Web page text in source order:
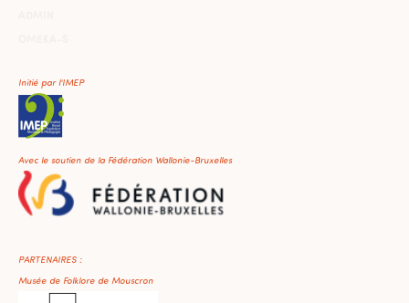
Initié par l'IMEP
Avec le soutien de la Fédération Wallonie-Bruxelles
PARTENAIRES :
Musée de Folklore de Mouscron